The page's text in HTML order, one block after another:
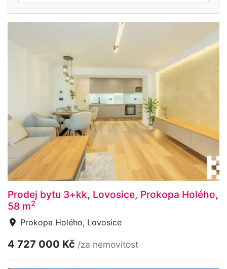
Prodej bytu 3+kk, Lovosice, Prokopa Holého,
58 m2
Prokopa Holého, Lovosice
4 727 000 Kč /za nemovitost